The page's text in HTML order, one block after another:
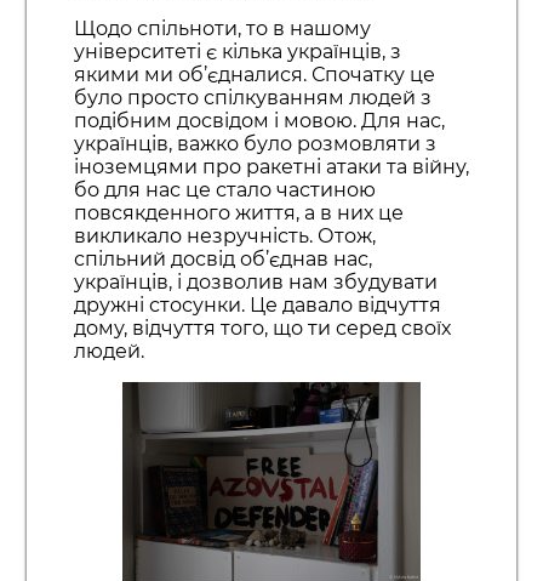
Щодо спільноти, то в нашому
університеті є кілька українців, з
якими ми об’єдналися. Спочатку це
було просто спілкуванням людей з
подібним досвідом і мовою. Для нас,
українців, важко було розмовляти з
іноземцями про ракетні атаки та війну,
бо для нас це стало частиною
повсякденного життя, а в них це
викликало незручність. Отож,
спільний досвід об’єднав нас,
українців, і дозволив нам збудувати
дружні стосунки. Це давало відчуття
дому, відчуття того, що ти серед своїх
людей.